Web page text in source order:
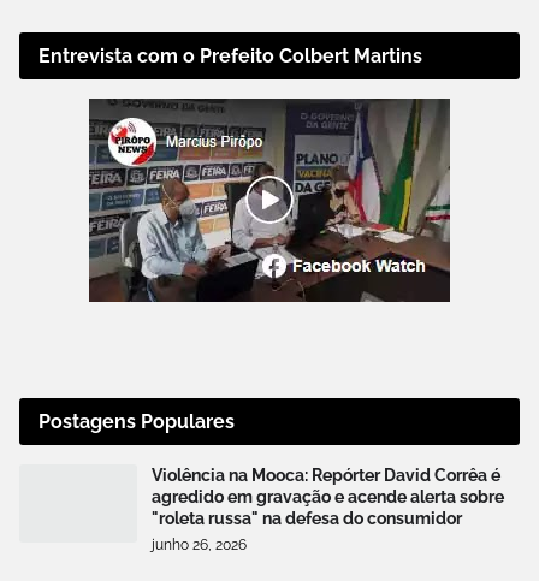
Entrevista com o Prefeito Colbert Martins
Postagens Populares
Violência na Mooca: Repórter David Corrêa é
agredido em gravação e acende alerta sobre
"roleta russa" na defesa do consumidor
junho 26, 2026